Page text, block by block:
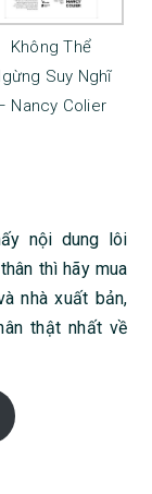
Không Thể
Suy Nghĩ
Nancy Colier
nội dung lôi
thì hãy mua
nhà xuất bản,
thật nhất về